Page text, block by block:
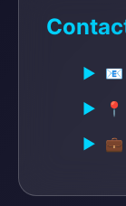
📧
💼